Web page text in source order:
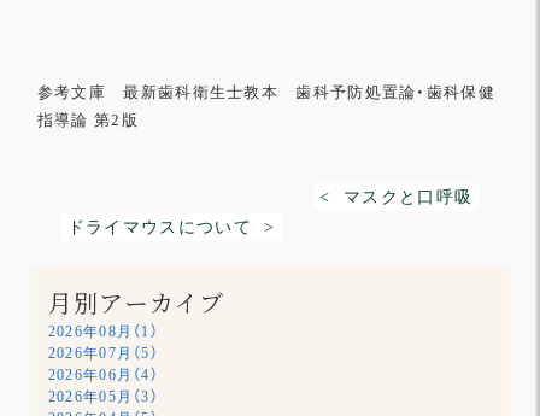
参考文庫 最新歯科衛生士教本歯科予防処置論・歯科保健
指導論 第2 版
< マスクと口呼吸
ドライマウスについて >
月別アーカイブ
2026年08月（1）
2026年07月（5）
2026年06月（4）
2026年05月（3）